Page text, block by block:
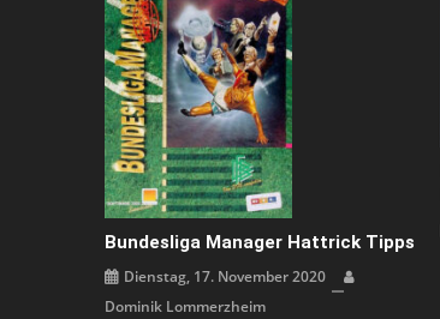
Bundesliga Manager Hattrick Tipps
Dienstag, 17. November 2020
Dominik Lommerzheim